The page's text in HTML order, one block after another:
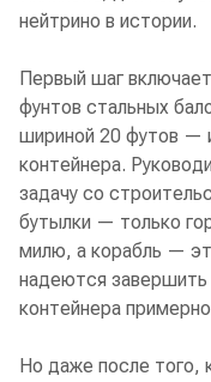
нейтрино в истории.
Первый шаг
фунтов стальных
шириной 20 футов —
контейнера.
задачу со
бутылки — только
милю, а корабль —
надеются завершить
контейнера
Но даже после того,